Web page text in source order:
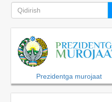
Prezidentga murojaat